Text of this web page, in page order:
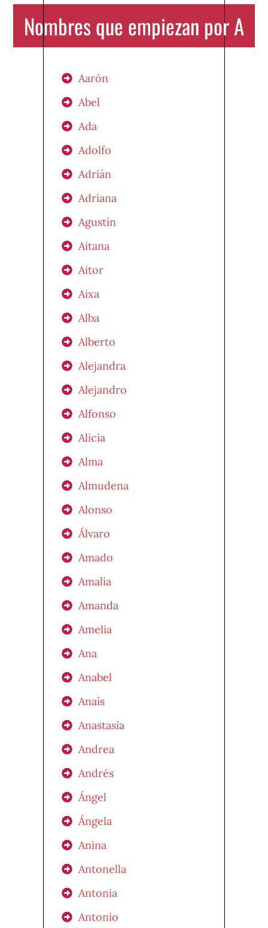
Nombres que empiezan por A
Aarón
Abel
Ada
Adolfo
Adrián
Adriana
Agustín
Aitana
Aitor
Aixa
Alba
Alberto
Alejandra
Alejandro
Alfonso
Alicia
Alma
Almudena
Alonso
Álvaro
Amado
Amalia
Amanda
Amelia
Ana
Anabel
Anaís
Anastasia
Andrea
Andrés
Ángel
Ángela
Anina
Antonella
Antonia
Antonio